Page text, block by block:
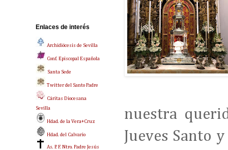
nuestra
Jueves Santo
Enlaces de interés
Archidiócesis de Sevilla
Conf. Episcopal Española
Santa Sede
Twitter del Santo Padre
Cáritas Diocesana
Sevilla
Hdad. de la Vera+Cruz
Hdad. del Calvario
As. P. F. Ntro. Padre Jesús